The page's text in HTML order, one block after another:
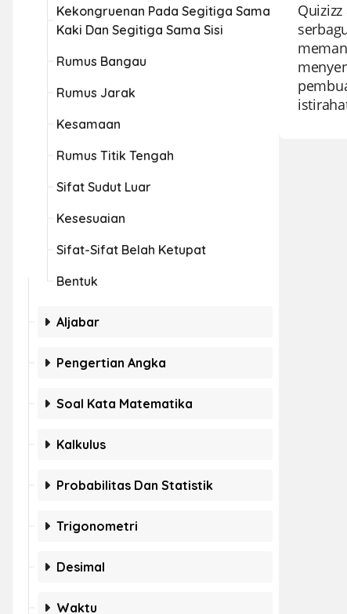
Kekongruenan Pada Segitiga Sama
Kaki Dan Segitiga Sama Sisi
Rumus Bangau
Rumus Jarak
Kesamaan
Rumus Titik Tengah
Sifat Sudut Luar
Kesesuaian
Sifat-Sifat Belah Ketupat
Bentuk
Aljabar
Pengertian Angka
Soal Kata Matematika
Kalkulus
Probabilitas Dan Statistik
Trigonometri
Desimal
Waktu